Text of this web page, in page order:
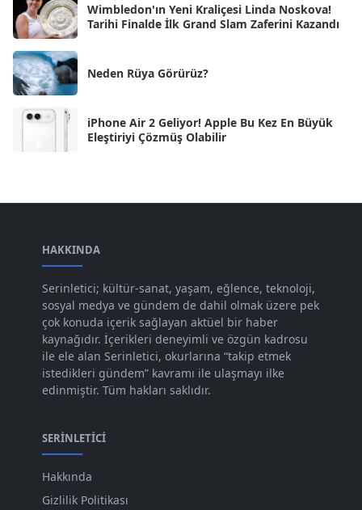
Ağu 2024 [10]
Tem 2024
Haz 2024 [30]
[59]
Ara 2023 [101]
Kas 2023
Eki 2023 [73]
Eyl 2023 [73]
Ağu 2023 [74]
Tem 2023 [76]
Haz 2023
May 2023
Wimbledon'ın Yeni Kraliçesi Linda Noskova!
Tarihi Finalde İlk Grand Slam Zaferini Kazandı
Neden Rüya Görürüz?
iPhone Air 2 Geliyor! Apple Bu Kez En Büyük
Eleştiriyi Çözmüş Olabilir
HAKKINDA
Serinletici; kültür-sanat, yaşam, eğlence, teknoloji,
sosyal medya ve gündem de dahil olmak üzere pek
çok konuda içerik sağlayan aktüel bir haber
kaynağıdır. İçerikleri deneyimli ve özgün kadrosu
ile ele alan Serinletici, okurlarına “takip etmek
istedikleri gündem” kavramı ile ulaşmayı ilke
edinmiştir. Tüm hakları saklıdır.
SERINLETICI
Hakkında
Gizlilik Politikası